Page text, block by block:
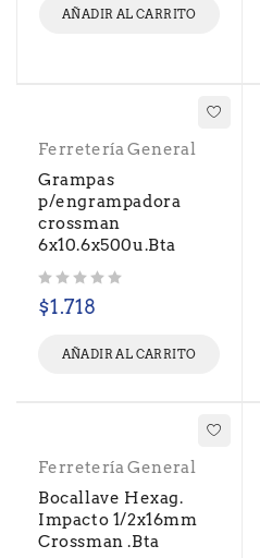
AÑADIR AL CARRITO
Ferretería General
Grampas
p/engrampadora
crossman
6x10.6x500u.Bta
$1.718
AÑADIR AL CARRITO
Ferretería General
Bocallave Hexag.
Impacto 1/2x16mm
Crossman .Bta